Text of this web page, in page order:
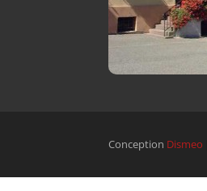
Conception Dismeo